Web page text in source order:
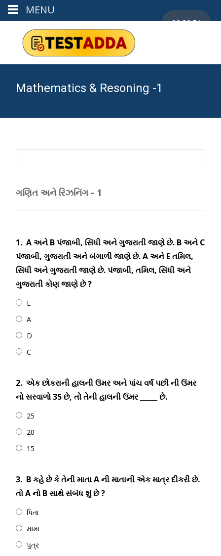
Mathematics & Resoning -1
00:29:54
ગણિત અને રિઝનિંગ - 1
1. A અને B પંજાબી, સિંધી અને ગુજરાતી જાણે છે. B અને C
પંજાબી, ગુજરાતી અને બંગાળી જાણે છે. A અને E તમિલ,
સિંધી અને ગુજરાતી જાણે છે. પંજાબી, તમિલ, સિંધી અને
ગુજરાતી કોણ જાણે છે ?
E
A
D
C
2. એક છોકરાની હાલની ઉંમર અને પાંચ વર્ષ પછી ની ઉંમર
નો સરવાળો 35 છે, તો તેની હાલની ઉંમર _____ છે.
25
20
15
3. B કહે છે કે તેની માતા A ની માતાની એક માત્ર દીકરી છે.
તો A નો B સાથે સંબંધ શું છે ?
પિતા
મામા
પુત્ર
MENU